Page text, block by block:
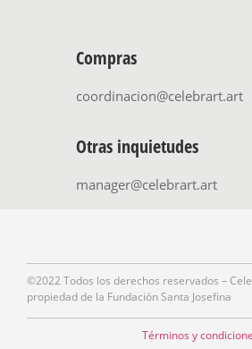
Compras
coordinacion@celebrart.art
Otras inquietudes
manager@celebrart.art
©2022 Todos los derechos reservados –
propiedad de la Fundación Santa Josefina
Términos y